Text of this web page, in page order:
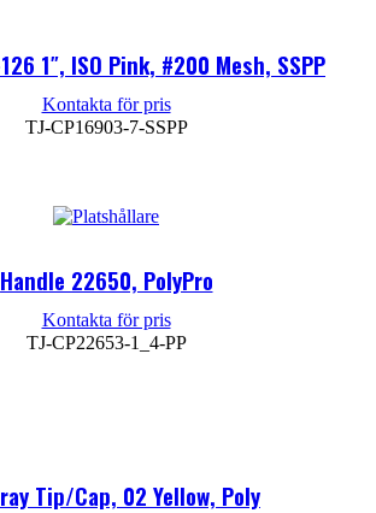
1″, ISO Pink, #200 Mesh, SSPP
TJ-CP16903-7-SSPP
Handle 22650, PolyPro
TJ-CP22653-1_4-PP
Tip/Cap, 02 Yellow, Poly